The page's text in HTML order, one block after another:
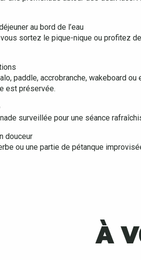
au bord de l’eau
vous sortez le pique-nique ou profitez
paddle, accrobranche, wakeboard
est préservée.
surveillée pour une séance
douceur
ou une partie de pétanque
À